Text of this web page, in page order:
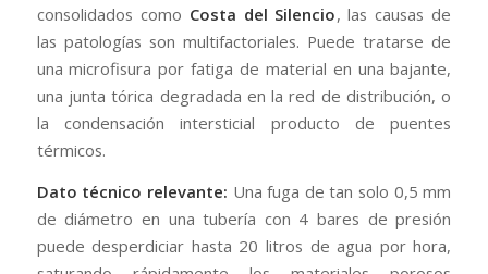
consolidados como Costa del Silencio, las causas de
las patologías son multifactoriales. Puede tratarse de
una microfisura por fatiga de material en una bajante,
una junta tórica degradada en la red de distribución, o
la condensación intersticial producto de puentes
térmicos.
Dato técnico relevante: Una fuga de tan solo 0,5 mm
de diámetro en una tubería con 4 bares de presión
puede desperdiciar hasta 20 litros de agua por hora,